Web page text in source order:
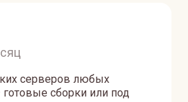
серверов любых
сборки или под